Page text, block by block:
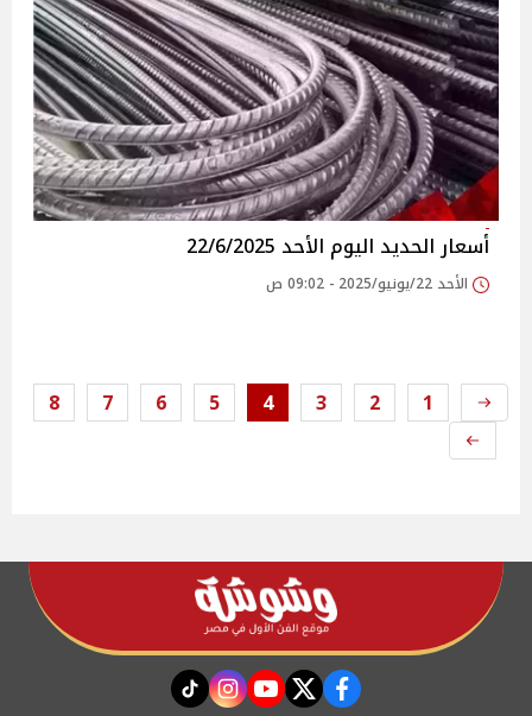
أسعار الحديد اليوم الأحد 22/6/2025
الأحد 22/يونيو/2025 - 09:02 ص
1
2
3
4
5
6
7
8
facebook
twitter
youtube
instagram
tiktok